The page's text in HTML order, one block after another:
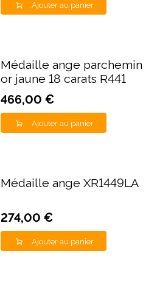
Ajouter au panier
Médaille ange parchemin
or jaune 18 carats R441
466,00 €
Ajouter au panier
Médaille ange XR1449LA
274,00 €
Ajouter au panier